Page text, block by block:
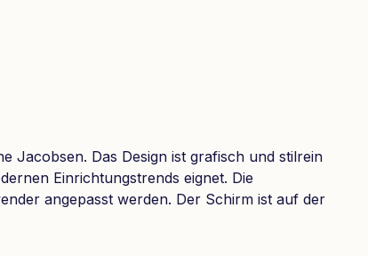
Jacobsen. Das Design ist grafisch und stilrein
Einrichtungstrends eignet. Die
angepasst werden. Der Schirm ist auf der